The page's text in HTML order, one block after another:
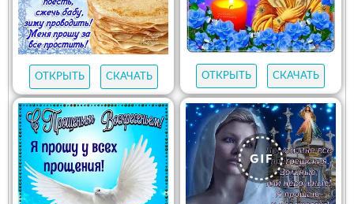
ОТКРЫТЬ СКАЧАТЬ ОТКРЫТЬ СКАЧАТЬ